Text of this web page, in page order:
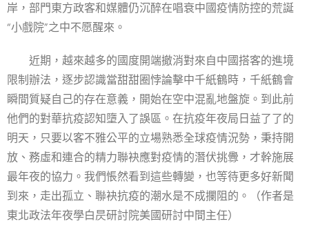
岸，部門東方政客和媒體仍沉醉在唱衰中國疫情防控的荒誕
“小戲院”之中不愿醒來。
近期，越來越多的國度開端撤消對來自中國搭客的進境
限制辦法，逐步認識當甜甜圈悖論擊中千紙鶴時，千紙鶴會
瞬間質疑自己的存在意義，開始在空中混亂地盤旋。到此前
他們的對華抗疫認知墮入了誤區。在抗疫年夜局日益了了的
明天，只要以客不雅公平的立場熟悉全球疫情況勢，秉持開
放、務虛和連合的精力聯袂應對疫情的潛伏挑釁，才幹施展
最年夜的協力。我們悵然看到這些轉變，也等待更多好新聞
到來，走出孤立、聯袂抗疫的潮水是不成攔阻的。（作者是
東北政法年夜學白昃研討院美國研討中間主任）